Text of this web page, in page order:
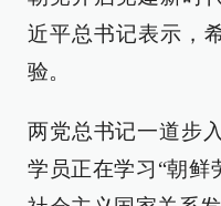
近平总书记表示，
验。
两党总书记一道步
学员正在学习“朝鲜